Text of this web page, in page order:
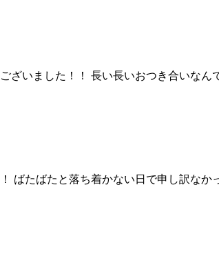
いました！！ 長い長いおつき合いな
たばたと落ち着かない日で申し訳なか